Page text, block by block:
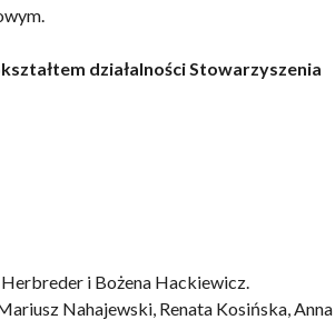
działalności Stowarzyszenia
i Bożena Hackiewicz.
Nahajewski, Renata Kosińska, Anna